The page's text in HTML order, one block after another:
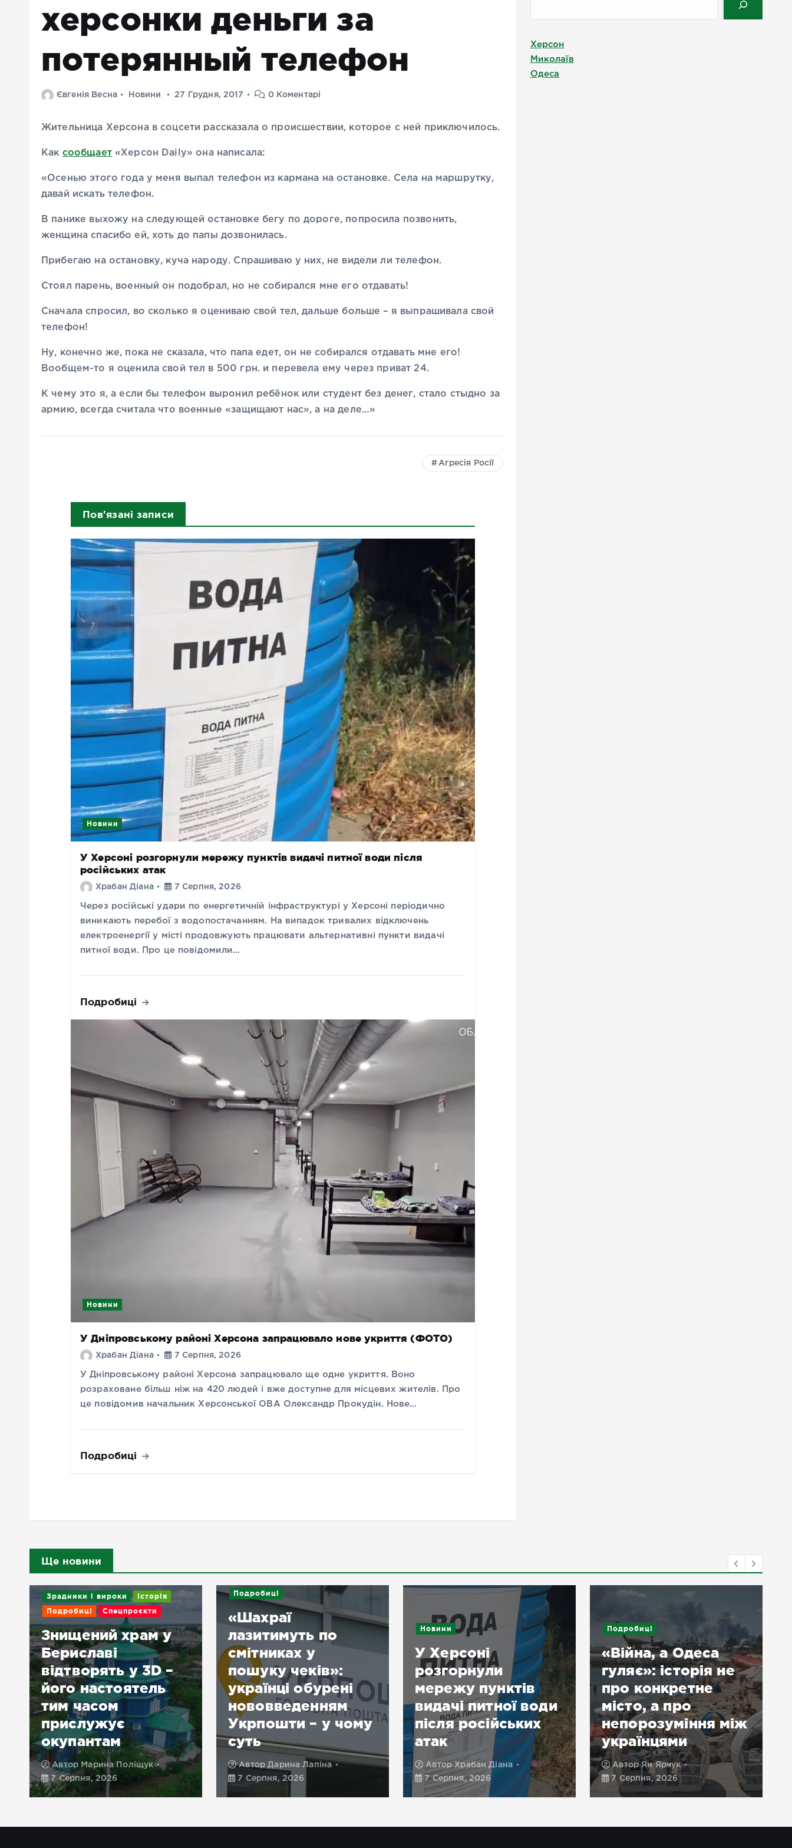
херсонки деньги за
потерянный телефон
Євгенія Весна Новини 27 Грудня, 2017 0 Коментарі
Жительница Херсона в соцсети рассказала о происшествии, которое с ней приключилось.
Как сообщает«Херсон Daily» она написала:
«Осенью этого года у меня выпал телефон из кармана на остановке. Села на маршрутку,
давай искать телефон.
В панике выхожу на следующей остановке бегу по дороге, попросила позвонить,
женщина спасибо ей, хоть до папы дозвонилась.
Прибегаю на остановку, куча народу. Спрашиваю у них, не видели ли телефон.
Стоял парень, военный он подобрал, но не собирался мне его отдавать!
Сначала спросил, во сколько я оцениваю свой тел, дальше больше – я выпрашивала свой
телефон!
Ну, конечно же, пока не сказала, что папа едет, он не собирался отдавать мне его!
Вообщем-то я оценила свой тел в 500 грн. и перевела ему через приват 24.
К чему это я, а если бы телефон выронил ребёнок или студент без денег, стало стыдно за
армию, всегда считала что военные «защищают нас», а на деле…»
Агресія Росії
Пов'язані записи
Новини
У Херсоні розгорнули мережу пунктів видачі питної води після
російських атак
Храбан Діана 7 Серпня, 2026
Через російські удари по енергетичній інфраструктурі у Херсоні періодично
виникають перебої з водопостачанням. На випадок тривалих відключень
електроенергії у місті продовжують працювати альтернативні пункти видачі
питної води. Про це повідомили…
Подробиці
Новини
У Дніпровському районі Херсона запрацювало нове укриття (ФОТО)
Храбан Діана 7 Серпня, 2026
У Дніпровському районі Херсона запрацювало ще одне укриття. Воно
розраховане більш ніж на 420 людей і вже доступне для місцевих жителів. Про
це повідомив начальник Херсонської ОВА Олександр Прокудін. Нове…
Подробиці
Херсон
Миколаїв
Одеса
Ще новини
Зрадники і вироки
Історія
Подробиці
Спецпроєкти
Знищений храм у
Бериславі
відтворять у 3D –
його настоятель
тим часом
прислужує
окупантам
Автор Марина Поліщук
7 Серпня, 2026
Подробиці
«Шахраї
лазитимуть по
смітниках у
пошуку чеків»:
українці обурені
нововведенням
Укрпошти – у чому
суть
АвторДарина Лапіна
7 Серпня, 2026
Новини
У Херсоні
розгорнули
мережу пунктів
видачі питної води
після російських
атак
АвторХрабан Діана
7 Серпня, 2026
Подробиці
«Війна, а Одеса
гуляє»: історія не
про конкретне
місто, а про
непорозуміння між
українцями
АвторЯн Ярчук
7 Серпня, 2026